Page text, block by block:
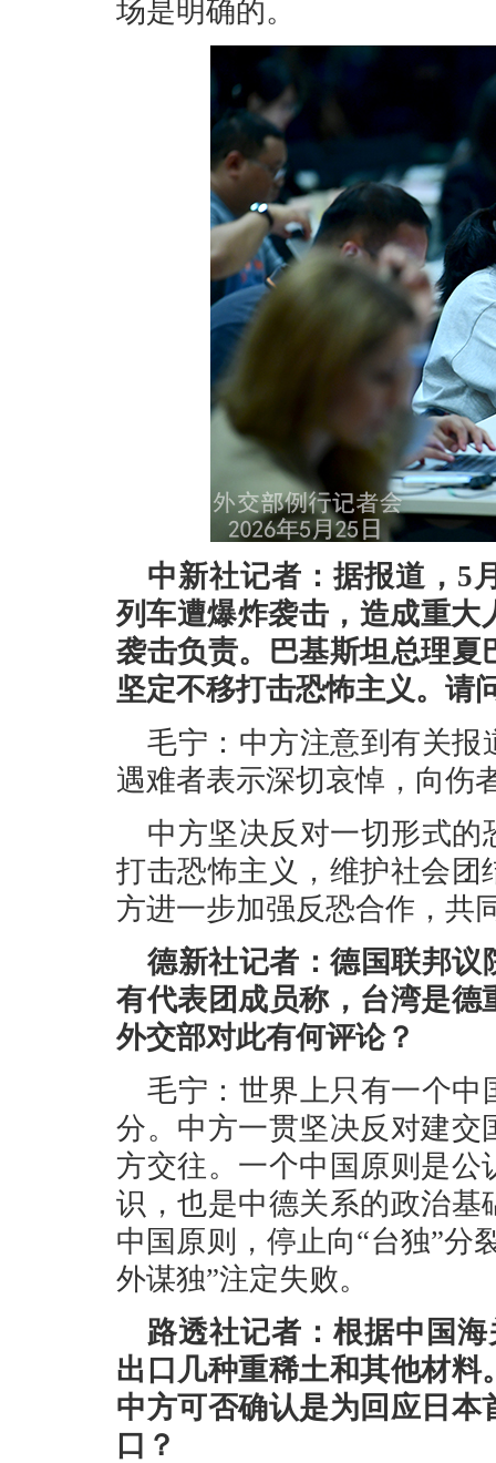
场是明确的。
中新社记者：据报道，5
列车遭爆炸袭击，造成重大
袭击负责。巴基斯坦总理
坚定不移打击恐怖主义。请
毛宁：中方注意到有关报
遇难者表示深切哀悼，向伤
中方坚决反对一切形式
打击恐怖主义，维护社会
方进一步加强反恐合作，共
德新社记者：德国联邦议
有代表团成员称，台湾是
外交部对此有何评论？
毛宁：世界上只有一个中
分。中方一贯坚决反对建
方交往。一个中国原则是
识，也是中德关系的政治
中国原则，停止向“台独”分
外谋独”注定失败。
路透社记者：根据中国
出口几种重稀土和其他材
中方可否确认是为回应日
口？